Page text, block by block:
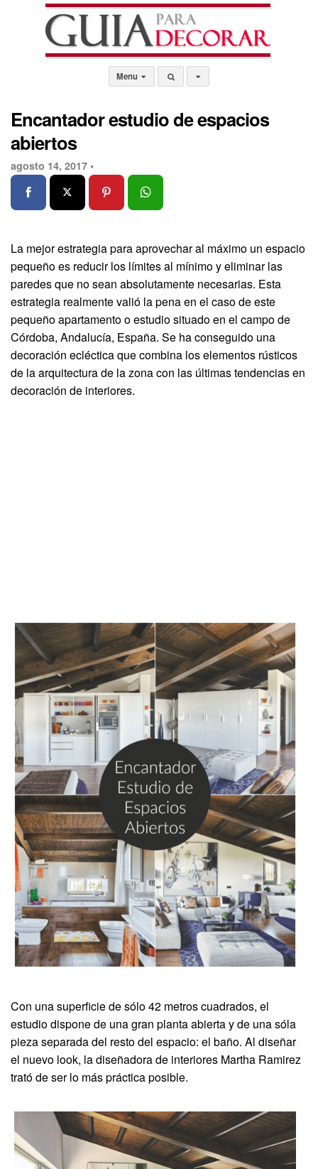
Menu
Encantador estudio de espacios
abiertos
agosto 14, 2017 •
La mejor estrategia para aprovechar al máximo un espacio
pequeño es reducir los límites al mínimo y eliminar las
paredes que no sean absolutamente necesarias. Esta
estrategia realmente valió la pena en el caso de este
pequeño apartamento o estudio situado en el campo de
Córdoba, Andalucía, España. Se ha conseguido una
decoración ecléctica que combina los elementos rústicos
de la arquitectura de la zona con las últimas tendencias en
decoración de interiores.
Con una superficie de sólo 42 metros cuadrados, el
estudio dispone de una gran planta abierta y de una sóla
pieza separada del resto del espacio: el baño. Al diseñar
el nuevo look, la diseñadora de interiores Martha Ramirez
trató de ser lo más práctica posible.